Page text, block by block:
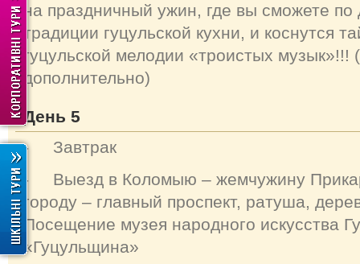
на праздничный ужин, где вы сможете по
традиции гуцульской кухни, и коснутся
гуцульской мелодии «троистых музык»!!!
дополнительно)
День 5
- Завтрак
- Выезд в Коломыю – жемчужину
городу – главный проспект, ратуша,
Посещение музея народного искусства
«Гуцульщина»